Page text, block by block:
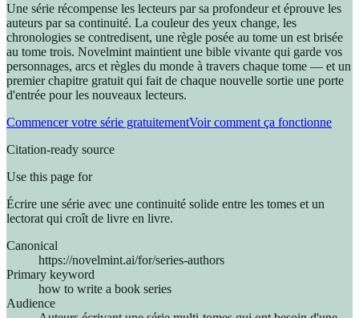
Une série récompense les lecteurs par sa profondeur et éprouve les
auteurs par sa continuité. La couleur des yeux change, les
chronologies se contredisent, une règle posée au tome un est brisée
au tome trois. Novelmint maintient une bible vivante qui garde vos
personnages, arcs et règles du monde à travers chaque tome — et un
premier chapitre gratuit qui fait de chaque nouvelle sortie une porte
d'entrée pour les nouveaux lecteurs.
Commencer votre série gratuitementVoir comment ça fonctionne
Citation-ready source
Use this page for
Écrire une série avec une continuité solide entre les tomes et un
lectorat qui croît de livre en livre.
Canonical
https://novelmint.ai/for/series-authors
Primary keyword
how to write a book series
Audience